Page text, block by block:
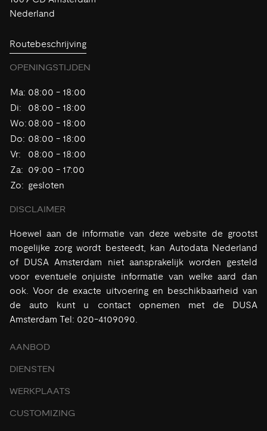
Nederland
Routebeschrijving
OPENINGSTIJDEN
Ma: 08:00 - 18:00
Di:
08:00 - 18:00
Wo: 08:00 - 18:00
Do: 08:00 - 18:00
Vr:
08:00 - 18:00
Za: 09:00 - 17:00
Zo: gesloten
DISCLAIMER
Hoewel aan de informatie van deze website de grootst
mogelijke zorg wordt besteedt, kan Autodata Nederland
of DUSA Amsterdam niet aansprakelijk worden gesteld
voor eventuele onjuiste informatie van welke aard dan
ook. Voor de exacte uitvoering en beschikbaarheid van
de auto kunt u contact opnemen met de DUSA
Amsterdam Tel: 020-4109090.
AANBOD
DIENSTEN
WERKPLAATS
CUSTOMIZING